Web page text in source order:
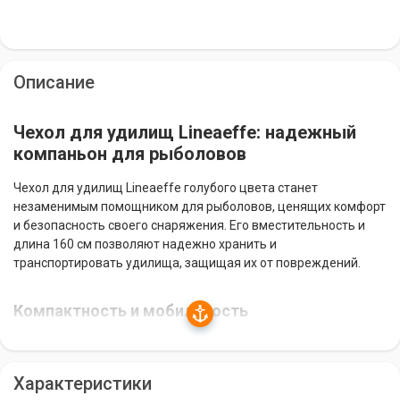
Описание
Чехол для удилищ Lineaeffe: надежный
компаньон для рыболовов
Чехол для удилищ Lineaeffe голубого цвета станет
незаменимым помощником для рыболовов, ценящих комфорт
и безопасность своего снаряжения. Его вместительность и
длина 160 см позволяют надежно хранить и
транспортировать удилища, защищая их от повреждений.
Компактность и мобильность
помещается в багажник автомобиля или общественный
Характеристики